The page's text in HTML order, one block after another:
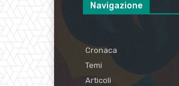
Navigazione
Cronaca
Temi
Articoli